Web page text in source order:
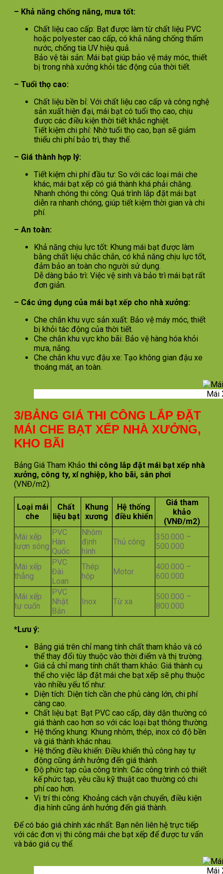
– Khả năng chống nắng, mưa tốt:
Chất liệu cao cấp: Bạt được làm từ chất liệu PVC
hoặc polyester cao cấp, có khả năng chống thấm
nước, chống tia UV hiệu quả.
Bảo vệ tài sản: Mái bạt giúp bảo vệ máy móc, thiết
bị trong nhà xưởng khỏi tác động của thời tiết.
– Tuổi thọ cao:
Chất liệu bền bỉ: Với chất liệu cao cấp và công nghệ
sản xuất hiện đại, mái bạt có tuổi thọ cao, chịu
được các điều kiện thời tiết khắc nghiệt.
Tiết kiệm chi phí: Nhờ tuổi thọ cao, bạn sẽ giảm
thiểu chi phí bảo trì, thay thế.
– Giá thành hợp lý:
Tiết kiệm chi phí đầu tư: So với các loại mái che
khác, mái bạt xếp có giá thành khá phải chăng.
Nhanh chóng thi công: Quá trình lắp đặt mái bạt
diễn ra nhanh chóng, giúp tiết kiệm thời gian và chi
phí.
– An toàn:
Khả năng chịu lực tốt: Khung mái bạt được làm
bằng chất liệu chắc chắn, có khả năng chịu lực tốt,
đảm bảo an toàn cho người sử dụng.
Dễ dàng bảo trì: Việc vệ sinh và bảo trì mái bạt rất
đơn giản.
– Các ứng dụng của mái bạt xếp cho nhà xưởng:
Che chắn khu vực sản xuất: Bảo vệ máy móc, thiết
bị khỏi tác động của thời tiết.
Che chắn khu vực kho bãi: Bảo vệ hàng hóa khỏi
mưa, nắng.
Che chắn khu vực đậu xe: Tạo không gian đậu xe
thoáng mát, an toàn.
Mái
3/BẢNG GIÁ THI CÔNG LẮP ĐẶT
MÁI CHE BẠT XẾP NHÀ XƯỞNG,
KHO BÃI
Bảng Giá Tham Khảo thi công lắp đặt mái bạt xếp nhà
xưởng, công ty, xí nghiệp, kho bãi, sân phơi
(VNĐ/m2).
Loại mái
che
Chất
liệu bạt
Khung
xương
Hệ thống
điều khiển
Giá tham
khảo
(VNĐ/m2)
Mái xếp
lượn sóng
PVC
Hàn
Quốc
Nhôm
định
hình
Thủ công
350.000 –
500.000
Mái xếp
thẳng
PVC
Đài
Loan
Thép
hộp
Motor
400.000 –
600.000
Mái xếp
tự cuốn
PVC
Nhật
Bản
Inox Từ xa
500.000 –
800.000
*Lưu ý:
Bảng giá trên chỉ mang tính chất tham khảo và có
thể thay đổi tùy thuộc vào thời điểm và thị trường.
Giá cả chỉ mang tính chất tham khảo: Giá thành cụ
thể cho việc lắp đặt mái che bạt xếp sẽ phụ thuộc
vào nhiều yếu tố như:
Diện tích: Diện tích cần che phủ càng lớn, chi phí
càng cao.
Chất liệu bạt: Bạt PVC cao cấp, dày dặn thường có
giá thành cao hơn so với các loại bạt thông thường.
Hệ thống khung: Khung nhôm, thép, inox có độ bền
và giá thành khác nhau.
Hệ thống điều khiển: Điều khiển thủ công hay tự
động cũng ảnh hưởng đến giá thành.
Độ phức tạp của công trình: Các công trình có thiết
kế phức tạp, yêu cầu kỹ thuật cao thường có chi
phí cao hơn.
Vị trí thi công: Khoảng cách vận chuyển, điều kiện
địa hình cũng ảnh hưởng đến giá thành.
Để có báo giá chính xác nhất: Bạn nên liên hệ trực tiếp
với các đơn vị thi công mái che bạt xếp để được tư vấn
và báo giá cụ thể.
Mái